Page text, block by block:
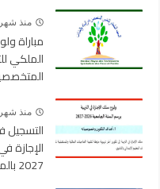
منذ شهر
مباراة
الملكي
IRTSEF
منذ شهر